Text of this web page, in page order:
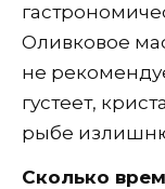
Оливковое
не
густеет,
рыбе
Сколько